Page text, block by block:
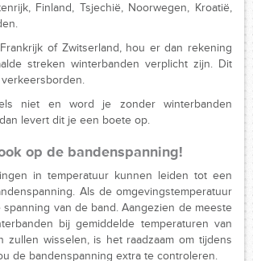
Finland, Tsjechië, Noorwegen, Kroatië,
of Zwitserland, hou er dan rekening
streken winterbanden verplicht zijn. Dit
niet en word je zonder winterbanden
levert dit je een boete op.
op de bandenspanning!
in temperatuur kunnen leiden tot een
Als de omgevingstemperatuur
spanning van de band. Aangezien de meeste
bij gemiddelde temperaturen van
zullen wisselen, is het raadzaam om tijdens
de bandenspanning extra te controleren.